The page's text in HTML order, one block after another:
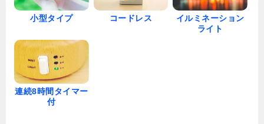
小型タイプ コードレス
イルミネーション
ライト
連続8時間タイマー
付